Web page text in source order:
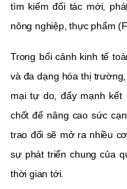
tìm kiếm đối tác mới,
nông nghiệp, thực phẩm
Trong bối cảnh kinh tế
và đa dạng hóa thị
mại tự do, đẩy mạnh kết
chốt để nâng cao sức
trao đổi sẽ mở ra nhiều
sự phát triển chung của
thời gian tới.